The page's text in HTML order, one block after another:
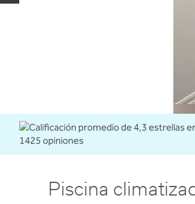
Piscina